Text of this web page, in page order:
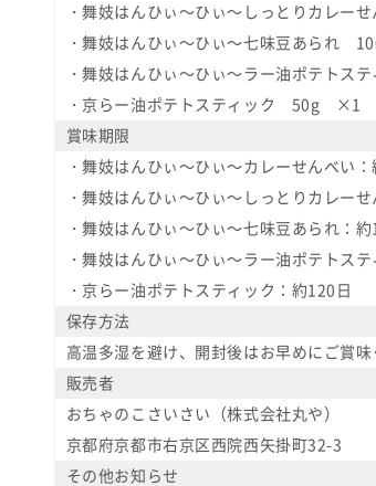
・舞妓はんひぃ～ひぃ～しっとりカレ
・舞妓はんひぃ～ひぃ～七味豆あられ
・舞妓はんひぃ～ひぃ～ラー油ポテト
・京らー油ポテトスティック 50g ×1
賞味期限
・舞妓はんひぃ～ひぃ～カレーせんべい：
・舞妓はんひぃ～ひぃ～しっとりカレー
・舞妓はんひぃ～ひぃ～七味豆あられ：約
・舞妓はんひぃ～ひぃ～ラー油ポテトス
・京らー油ポテトスティック：約120日
保存方法
高温多湿を避け、開封後はお早めにご賞味
販売者
おちゃのこさいさい（株式会社丸や）
京都府京都市右京区西院西矢掛町32-3
その他お知らせ